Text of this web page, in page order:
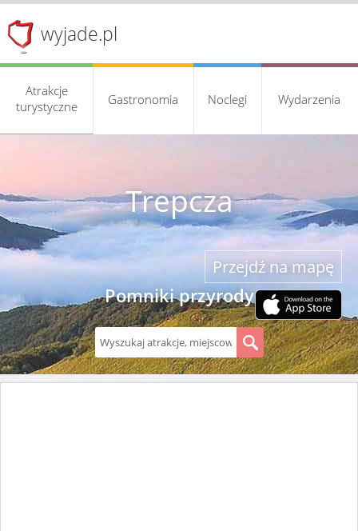
wyjade.pl
Atrakcje
turystyczne
Gastronomia Noclegi Wydarzenia
Trepcza
Pomniki przyrody
Przejdź na mapę